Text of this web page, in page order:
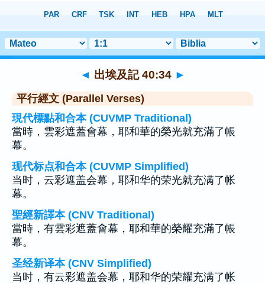
章 40> 聖經金句 34
◄ 出埃及記 40:34 ►
平行經文 (Parallel Verses)
現代標點和合本 (CUVMP Traditional)
當時，雲彩遮蓋會幕，耶和華的榮光就充滿了帳
幕。
现代标点和合本 (CUVMP Simplified)
当时，云彩遮盖会幕，耶和华的荣光就充满了帐
幕。
聖經新譯本 (CNV Traditional)
當時，有雲彩遮蓋會幕，耶和華的榮耀充滿了帳
幕。
圣经新译本 (CNV Simplified)
当时，有云彩遮盖会幕，耶和华的荣耀充满了帐